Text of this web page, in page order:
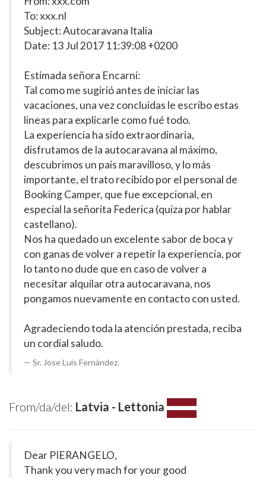
To: xxx.nl
Subject: Autocaravana Italia
Date: 13 Jul 2017 11:39:08 +0200
Estimada señora Encarni:
Tal como me sugirió antes de iniciar las
vacaciones, una vez concluidas le escribo estas
lineas para explicarle como fué todo.
La experiencia ha sido extraordinaria,
disfrutamos de la autocaravana al máximo,
descubrimos un pais maravilloso, y lo más
importante, el trato recibido por el personal de
Booking Camper, que fue excepcional, en
especial la señorita Federica (quiza por hablar
castellano).
Nos ha quedado un excelente sabor de boca y
con ganas de volver a repetir la experiencia, por
lo tanto no dude que en caso de volver a
necesitar alquilar otra autocaravana, nos
pongamos nuevamente en contacto con usted.
Agradeciendo toda la atención prestada, reciba
un cordial saludo.
Sr. Jose Luis Fernández.
From/da/del: Latvia - Lettonia
Dear PIERANGELO,
Thank you very mach for your good